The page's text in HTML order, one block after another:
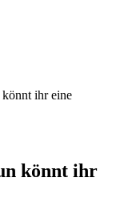
ihr eine
könnt ihr